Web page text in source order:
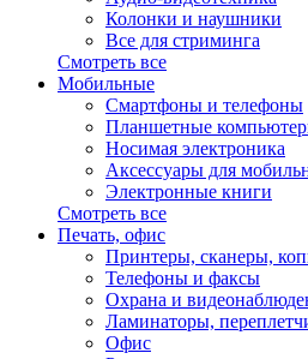
Колонки и наушники
Все для стриминга
Смотреть все
Мобильные
Смартфоны и телефоны
Планшетные
Носимая электроника
Аксессуары для
Электронные книги
Смотреть все
Печать, офис
Принтеры, сканеры,
Телефоны и факсы
Охрана и
Ламинаторы,
Офис